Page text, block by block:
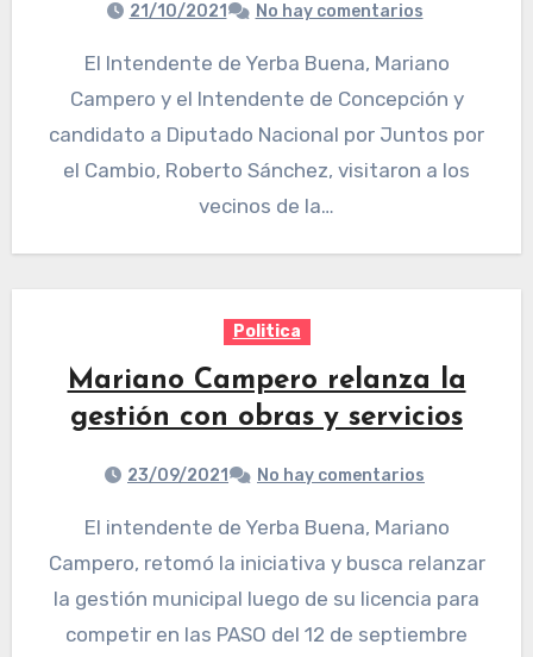
21/10/2021 No hay comentarios
El Intendente de Yerba Buena, Mariano
Campero y el Intendente de Concepción y
candidato a Diputado Nacional por Juntos por
el Cambio, Roberto Sánchez, visitaron a los
vecinos de la…
Politica
Mariano Campero relanza la
gestión con obras y servicios
23/09/2021 No hay comentarios
El intendente de Yerba Buena, Mariano
Campero, retomó la iniciativa y busca relanzar
la gestión municipal luego de su licencia para
competir en las PASO del 12 de septiembre